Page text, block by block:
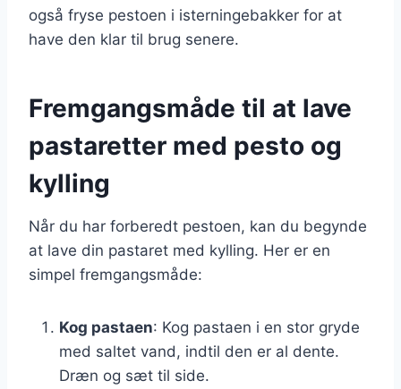
også fryse pestoen i isterningebakker for at
have den klar til brug senere.
Fremgangsmåde til at lave
pastaretter med pesto og
kylling
Når du har forberedt pestoen, kan du begynde
at lave din pastaret med kylling. Her er en
simpel fremgangsmåde:
Kog pastaen: Kog pastaen i en stor gryde
med saltet vand, indtil den er al dente.
Dræn og sæt til side.